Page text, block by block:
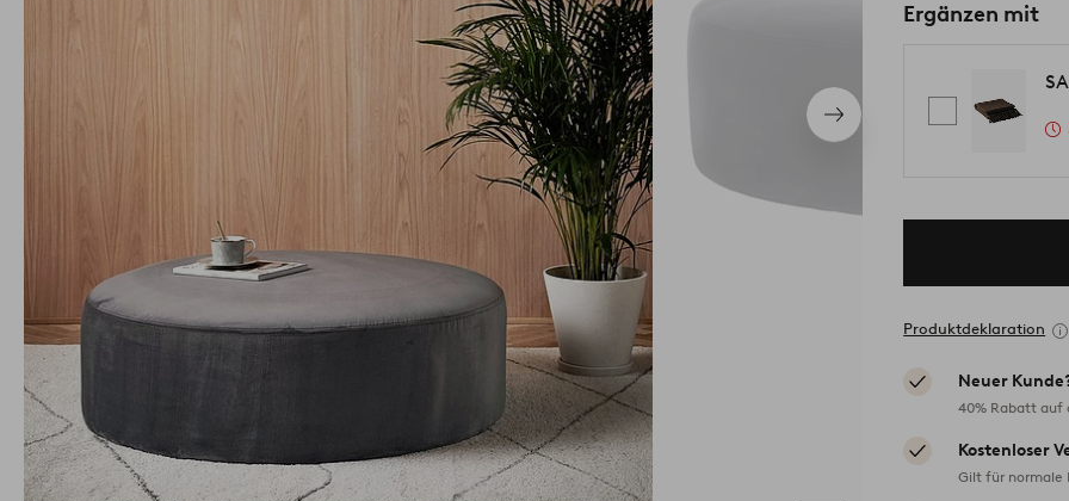
Nächstes
Produkt
Ergänzen mit
Produktdeklaration
Neuer
40% Rabatt auf
Kostenloser
Gilt für normale